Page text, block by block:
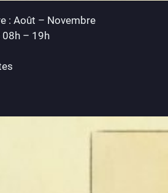
: Août – Novembre
08h – 19h